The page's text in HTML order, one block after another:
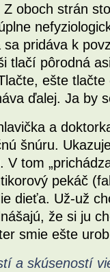
Z oboch strán
pridáva k
tlačí pôrodná
ešte
ďalej. Ja by
a
šnúru.
V tom
pekáč
dieťa. Už-už
že si ju
smie ešte
a skúseností